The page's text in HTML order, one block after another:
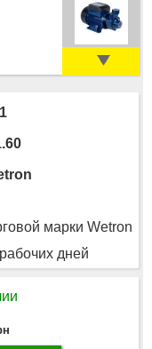
марки Wetron
дней